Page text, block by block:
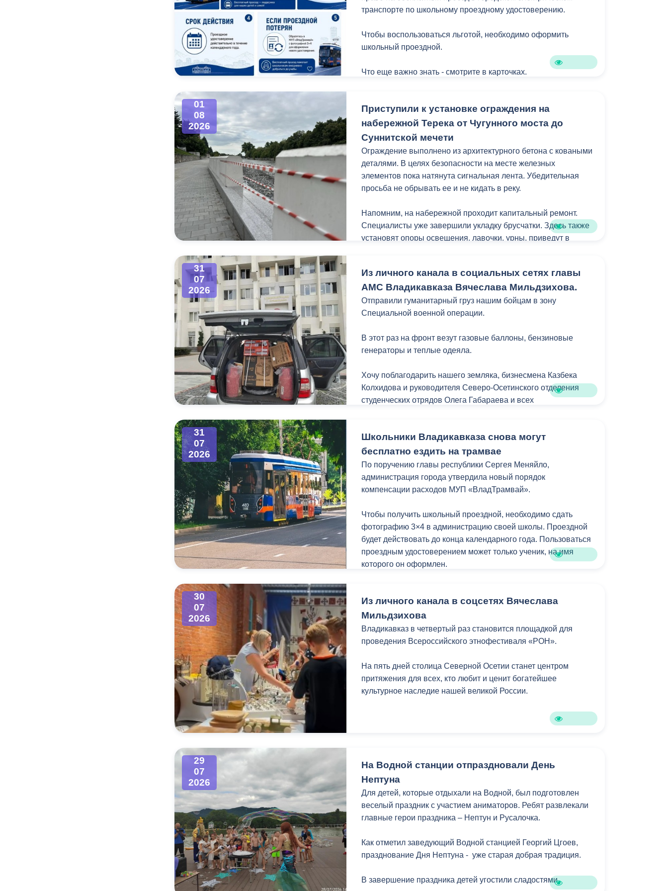
транспорте по школьному проездному удостоверению.
Чтобы воспользоваться льготой, необходимо оформить
школьный проездной.
Что еще важно знать - смотрите в карточках.
01
08
2026
Приступили к установке ограждения на
набережной Терека от Чугунного моста до
Суннитской мечети
Ограждение выполнено из архитектурного бетона с коваными
деталями. В целях безопасности на месте железных
элементов пока натянута сигнальная лента. Убедительная
просьба не обрывать ее и не кидать в реку.
Напомним, на набережной проходит капитальный ремонт.
Специалисты уже завершили укладку брусчатки. Здесь также
установят опоры освещения, лавочки, урны, приведут в
набережной Терека как главной прогулочной зоны
Владикавказа.
31
07
2026
Из личного канала в социальных сетях главы
АМС Владикавказа Вячеслава Мильдзихова.
Отправили гуманитарный груз нашим бойцам в зону
Специальной военной операции.
В этот раз на фронт везут газовые баллоны, бензиновые
генераторы и теплые одеяла.
Хочу поблагодарить нашего земляка, бизнесмена Казбека
Колхидова и руководителя Северо-Осетинского отделения
студенческих отрядов Олега Габараева и всех
Мой канал в Макс.
31
07
2026
Школьники Владикавказа снова могут
бесплатно ездить на трамвае
По поручению главы республики Сергея Меняйло,
администрация города утвердила новый порядок
компенсации расходов МУП «ВладТрамвай».
Чтобы получить школьный проездной, необходимо сдать
фотографию 3×4 в администрацию своей школы. Проездной
будет действовать до конца календарного года. Пользоваться
проездным удостоверением может только ученик, на имя
которого он оформлен.
льгота сохранится и будет предоставляться в рамках нового
нормативного порядка. Изменения были связаны с тем, что в
начале 2026 года полномочия по организации пассажирских
перевозок перешли в республиканский Комитет по транспорту.
30
07
2026
Из личного канала в соцсетях Вячеслава
Мильдзихова
Владикавказ в четвертый раз становится площадкой для
проведения Всероссийского этнофестиваля «РОН».
На пять дней столица Северной Осетии станет центром
притяжения для всех, кто любит и ценит богатейшее
культурное наследие нашей великой России.
29
07
2026
На Водной станции отпраздновали День
Нептуна
Для детей, которые отдыхали на Водной, был подготовлен
веселый праздник с участием аниматоров. Ребят развлекали
главные герои праздника – Нептун и Русалочка.
Как отметил заведующий Водной станцией Георгий Цгоев,
празднование Дня Нептуна - уже старая добрая традиция.
В завершение праздника детей угостили сладостями.